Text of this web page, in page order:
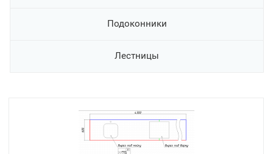
Подоконники
Лестницы